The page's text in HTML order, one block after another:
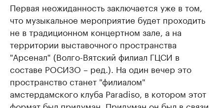
Первая неожиданность заключается уже в том,
что музыкальное мероприятие будет проходить
не в традиционном концертном зале, а на
территории выставочного пространства
"Арсенал" (Волго-Вятский филиал ГЦСИ в
составе РОСИЗО – ред.). На один вечер это
пространство станет "филиалом"
амстердамского клуба Paradiso, в котором этот